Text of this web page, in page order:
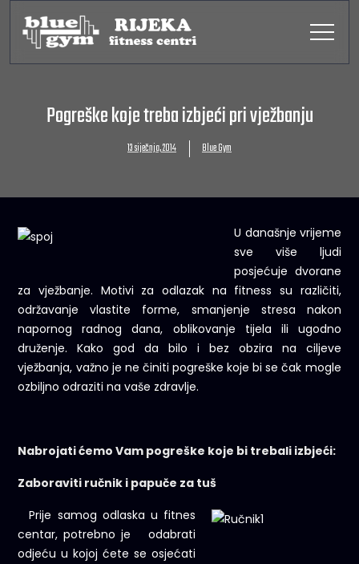
Pogreške koje treba izbjeći pri vježbanju
13 siječnja, 2014 Blue Gym
U današnje vrijeme
sve više ljudi
posjećuje dvorane
za vježbanje. Motivi za odlazak na fitness su različiti,
održavanje vlastite forme, smanjenje stresa nakon
napornog radnog dana, oblikovanje tijela ili ugodno
druženje. Kako god da bilo i bez obzira na ciljeve
vježbanja, važno je ne činiti pogreške koje bi se čak mogle
ozbiljno odraziti na vaše zdravlje.
Nabrojati ćemo Vam pogreške koje bi trebali izbjeći:
Zaboraviti ručnik i papuče za tuš
Prije samog odlaska u fitnes
centar, potrebno je odabrati
odjeću u kojoj ćete se osjećati